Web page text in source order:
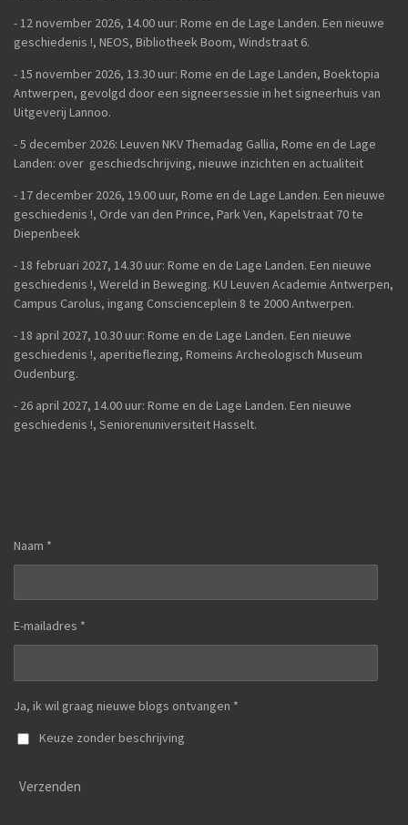
- 12 november 2026, 14.00 uur: Rome en de Lage Landen. Een nieuwe
geschiedenis !, NEOS, Bibliotheek Boom, Windstraat 6.
- 15 november 2026, 13.30 uur: Rome en de Lage Landen, Boektopia
Antwerpen, gevolgd door een signeersessie in het signeerhuis van
Uitgeverij Lannoo.
- 5 december 2026: Leuven NKV Themadag Gallia, Rome en de Lage
Landen: over geschiedschrijving, nieuwe inzichten en actualiteit
- 17 december 2026, 19.00 uur, Rome en de Lage Landen. Een nieuwe
geschiedenis !, Orde van den Prince, Park Ven, Kapelstraat 70 te
Diepenbeek
- 18 februari 2027, 14.30 uur: Rome en de Lage Landen. Een nieuwe
geschiedenis !, Wereld in Beweging. KU Leuven Academie Antwerpen,
Campus Carolus, ingang Conscienceplein 8 te 2000 Antwerpen.
- 18 april 2027, 10.30 uur: Rome en de Lage Landen. Een nieuwe
geschiedenis !, aperitieflezing, Romeins Archeologisch Museum
Oudenburg.
- 26 april 2027, 14.00 uur: Rome en de Lage Landen. Een nieuwe
geschiedenis !, Seniorenuniversiteit Hasselt.
Naam *
E-mailadres *
Ja, ik wil graag nieuwe blogs ontvangen *
Keuze zonder beschrijving
Verzenden